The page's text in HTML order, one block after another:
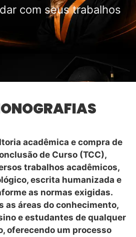
com seus trabalhos
acadêmica e compra de
de Curso (TCC),
trabalhos acadêmicos,
escrita humanizada e
as normas exigidas.
as áreas do conhecimento,
e estudantes de qualquer
oferecendo um processo